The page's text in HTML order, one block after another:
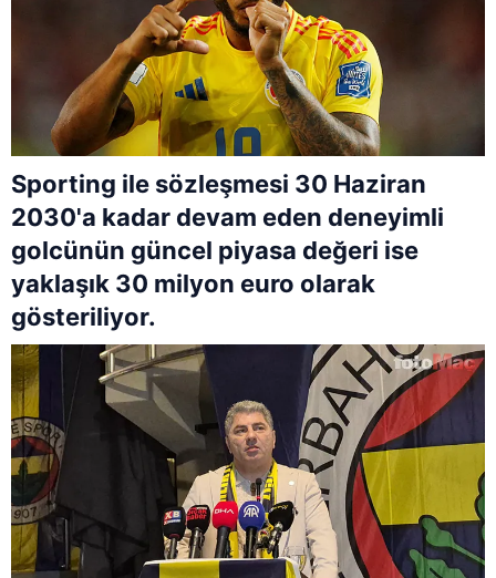
Sporting ile sözleşmesi 30 Haziran
2030'a kadar devam eden deneyimli
golcünün güncel piyasa değeri ise
yaklaşık 30 milyon euro olarak
gösteriliyor.